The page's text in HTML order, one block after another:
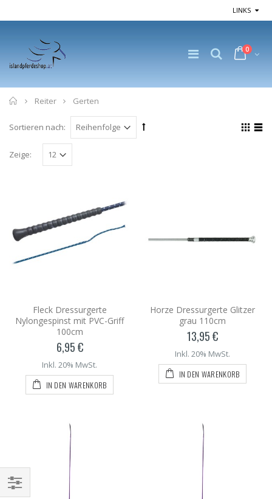
LINKS
0
Home
Reiter Gerten
Sortieren nach:
Zeige:
Fleck Dressurgerte
Nylongespinst mit PVC-Griff
100cm
6,95 €
Inkl. 20% MwSt.
IN DEN WARENKORB
Horze Dressurgerte Glitzer
grau 110cm
13,95 €
Inkl. 20% MwSt.
IN DEN WARENKORB